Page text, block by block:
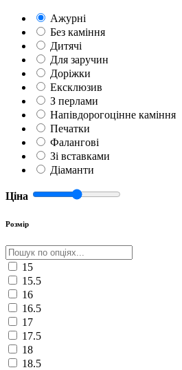
Ажурні
Без каміння
Дитячі
Для заручин
Доріжки
Ексклюзив
З перлами
Напівдорогоцінне каміння
Печатки
Фалангові
Зі вставками
Діаманти
Ціна
Розмір
15
15.5
16
16.5
17
17.5
18
18.5